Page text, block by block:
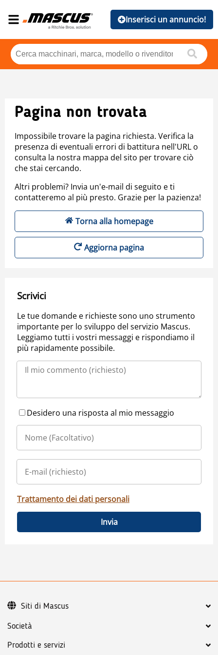
Inserisci un annuncio!
Pagina non trovata
Impossibile trovare la pagina richiesta. Verifica la
presenza di eventuali errori di battitura nell'URL o
consulta la nostra mappa del sito per trovare ciò
che stai cercando.
Altri problemi? Invia un'e-mail di seguito e ti
contatteremo al più presto. Grazie per la pazienza!
Torna alla homepage
Aggiorna pagina
Scrivici
Le tue domande e richieste sono uno strumento
importante per lo sviluppo del servizio Mascus.
Leggiamo tutti i vostri messaggi e rispondiamo il
più rapidamente possibile.
Desidero una risposta al mio messaggio
Trattamento dei dati personali
Invia
Società
Prodotti e servizi
Siti di Mascus